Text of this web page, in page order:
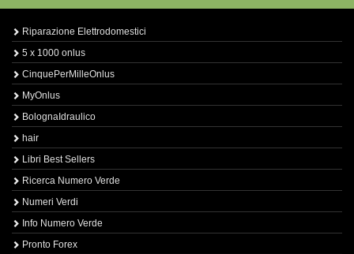
Riparazione Elettrodomestici
5 x 1000 onlus
CinquePerMilleOnlus
MyOnlus
BolognaIdraulico
hair
Libri Best Sellers
Ricerca Numero Verde
Numeri Verdi
Info Numero Verde
Pronto Forex